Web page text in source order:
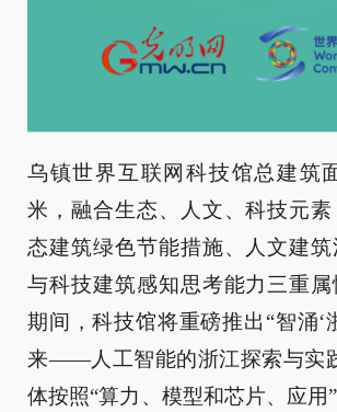
乌镇世界互联网科技馆总建筑
米，融合生态、人文、科技元
态建筑绿色节能措施、人文建
与科技建筑感知思考能力三重
期间，科技馆将重磅推出“智涌‘
来——人工智能的浙江探索与实
体按照“算力、模型和芯片、应用